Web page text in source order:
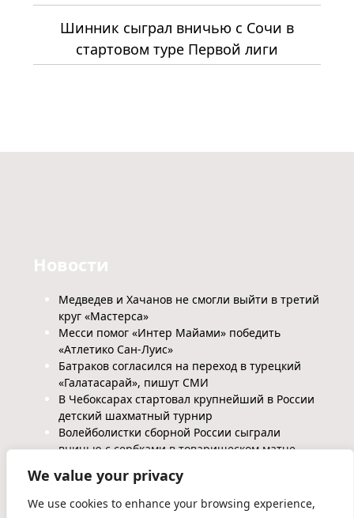
We value your privacy
We use cookies to enhance your browsing experience,
Шинник сыграл вничью с Сочи в
стартовом туре Первой лиги
Новости
Медведев и Хачанов не смогли выйти в третий
круг «Мастерса»
Месси помог «Интер Майами» победить
«Атлетико Сан-Луис»
Батраков согласился на переход в турецкий
«Галатасарай», пишут СМИ
В Чебоксарах стартовал крупнейший в России
детский шахматный турнир
Волейболистки сборной России сыграли
вничью с сербками в товарищеском матче